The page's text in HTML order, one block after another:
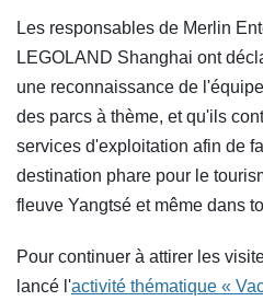
Les responsables de Merlin
LEGOLAND Shanghai ont
une reconnaissance de
des parcs à thème, et qu'ils
services d'exploitation afin de
destination phare pour le
fleuve Yangtsé et même dans
Pour continuer à attirer les
lancé l'activité thématique «